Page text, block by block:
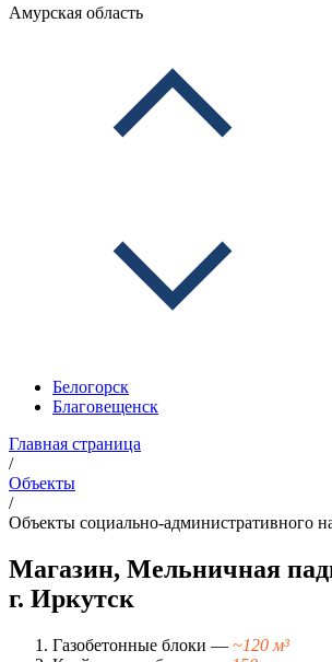
Амурская область
Белогорск
Благовещенск
Главная страница
/
Объекты
/
Объекты социально-административного
Магазин, Мельничная
г. Иркутск
Газобетонные блоки — ~120 м³